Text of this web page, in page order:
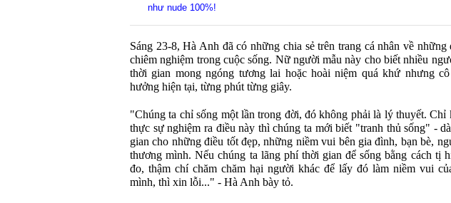
như nude 100%!
Sáng 23-8, Hà Anh đã có những chia sẻ trên trang cá nhân về những
chiêm nghiệm trong cuộc sống. Nữ người mẫu này cho biết nhiều
thời gian mong ngóng tương lai hoặc hoài niệm quá khứ nhưng
hưởng hiện tại, từng phút từng giây.
"Chúng ta chỉ sống một lần trong đời, đó không phải là lý thuyết. Chỉ
thực sự nghiệm ra điều này thì chúng ta mới biết "tranh thủ sống" -
gian cho những điều tốt đẹp, những niềm vui bên gia đình, bạn bè,
thương mình. Nếu chúng ta lãng phí thời gian để sống bằng cách tị
đo, thậm chí chăm chăm hại người khác để lấy đó làm niềm vui
mình, thì xin lỗi..." - Hà Anh bày tỏ.